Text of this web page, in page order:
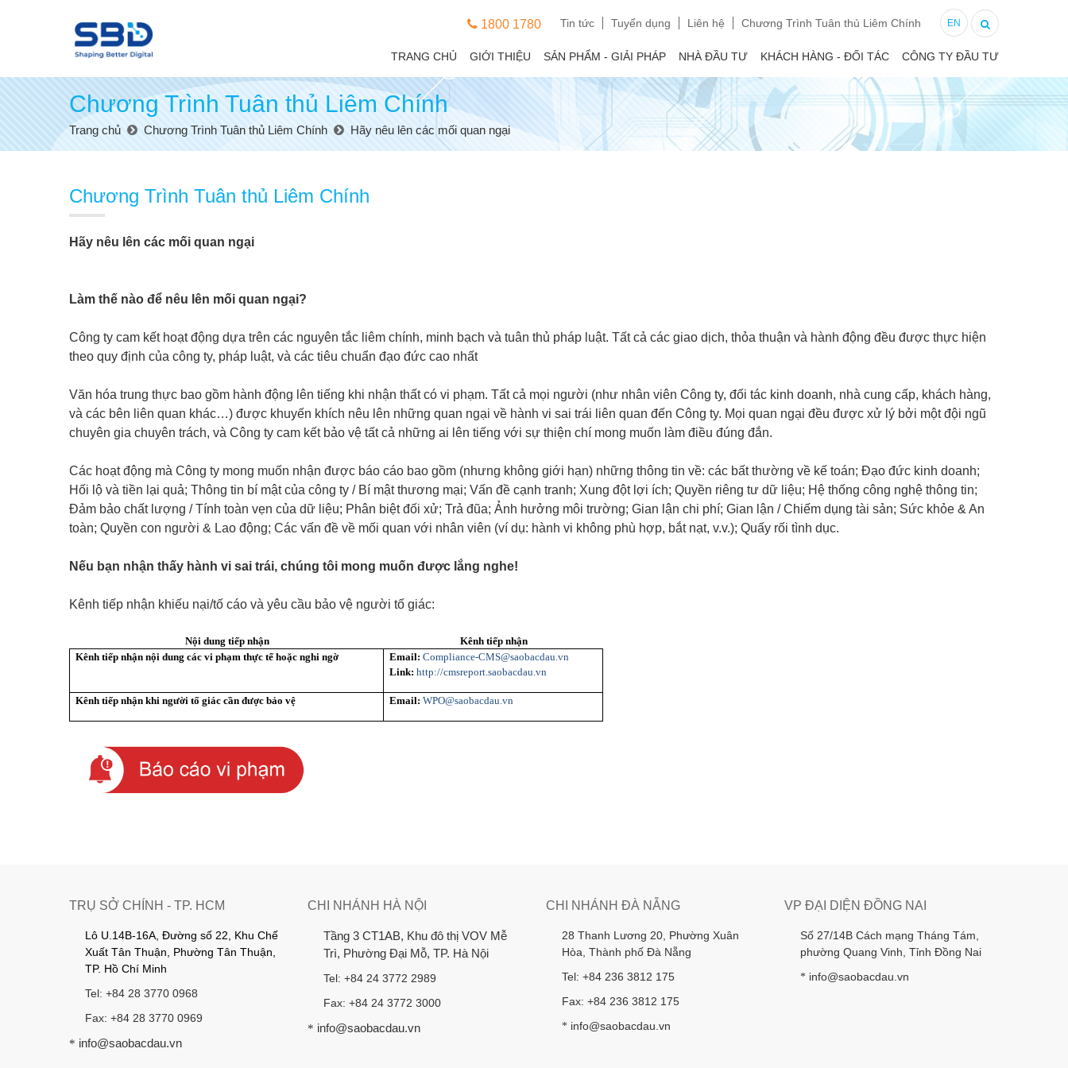
1800 1780 Tin tức Tuyển dụng Liên hệ Chương Trình Tuân thủ Liêm Chính EN
TRANG CHỦ GIỚI THIỆU SẢN PHẨM - GIẢI PHÁP NHÀ ĐẦU TƯ KHÁCH HÀNG - ĐỐI TÁC CÔNG TY ĐẦU TƯ
Chương Trình Tuân thủ Liêm Chính
Trang chủ Chương Trình Tuân thủ Liêm Chính Hãy nêu lên các mối quan ngại
Chương Trình Tuân thủ Liêm Chính
Hãy nêu lên các mối quan ngại
Làm thế nào để nêu lên mối quan ngại?
Công ty cam kết hoạt động dựa trên các nguyên tắc liêm chính, minh bạch và tuân thủ pháp luật. Tất cả các giao dịch, thỏa thuận và hành động đều được thực hiện
theo quy định của công ty, pháp luật, và các tiêu chuẩn đạo đức cao nhất
Văn hóa trung thực bao gồm hành động lên tiếng khi nhận thất có vi phạm. Tất cả mọi người (như nhân viên Công ty, đối tác kinh doanh, nhà cung cấp, khách hàng,
và các bên liên quan khác…) được khuyến khích nêu lên những quan ngại về hành vi sai trái liên quan đến Công ty. Mọi quan ngại đều được xử lý bởi một đội ngũ
chuyên gia chuyên trách, và Công ty cam kết bảo vệ tất cả những ai lên tiếng với sự thiện chí mong muốn làm điều đúng đắn.
Các hoạt động mà Công ty mong muốn nhận được báo cáo bao gồm (nhưng không giới hạn) những thông tin về: các bất thường về kế toán; Đạo đức kinh doanh;
Hối lộ và tiền lại quả; Thông tin bí mật của công ty / Bí mật thương mại; Vấn đề cạnh tranh; Xung đột lợi ích; Quyền riêng tư dữ liệu; Hệ thống công nghệ thông tin;
Đảm bảo chất lượng / Tính toàn vẹn của dữ liệu; Phân biệt đối xử; Trả đũa; Ảnh hưởng môi trường; Gian lận chi phí; Gian lận / Chiếm dụng tài sản; Sức khỏe & An
toàn; Quyền con người & Lao động; Các vấn đề về mối quan với nhân viên (ví dụ: hành vi không phù hợp, bắt nạt, v.v.); Quấy rối tình dục.
Nếu bạn nhận thấy hành vi sai trái, chúng tôi mong muốn được lắng nghe!
Kênh tiếp nhận khiếu nại/tố cáo và yêu cầu bảo vệ người tố giác:
Nội dung tiếp nhận
Kênh tiếp nhận
Kênh tiếp nhận nội dung các vi phạm thực tế hoặc nghi ngờ
Email: Compliance-CMS@saobacdau.vn
Link: http://cmsreport.saobacdau.vn
Kênh tiếp nhận khi người tố giác cần được bảo vệ Email: WPO@saobacdau.vn
TRỤ SỞ CHÍNH - TP. HCM
Lô U.14B-16A, Đường số 22, Khu Chế
Xuất Tân Thuận, Phường Tân Thuận,
TP. Hồ Chí Minh
Tel: +84 28 3770 0968
Fax: +84 28 3770 0969
* info@saobacdau.vn
CHI NHÁNH HÀ NỘI
Tầng 3 CT1AB, Khu đô thị VOV Mễ
Trì, Phường Đại Mỗ, TP. Hà Nội
Tel: +84 24 3772 2989
Fax: +84 24 3772 3000
* info@saobacdau.vn
CHI NHÁNH ĐÀ NẴNG
28 Thanh Lương 20, Phường Xuân
Hòa, Thành phố Đà Nẵng
Tel: +84 236 3812 175
Fax: +84 236 3812 175
* info@saobacdau.vn
VP ĐẠI DIỆN ĐỒNG NAI
Số 27/14B Cách mạng Tháng Tám,
phường Quang Vinh, Tỉnh Đồng Nai
* info@saobacdau.vn